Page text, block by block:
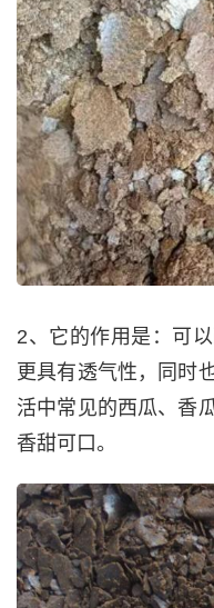
2、它的作用是：可
更具有透气性，同时
活中常见的西瓜、香
香甜可口。